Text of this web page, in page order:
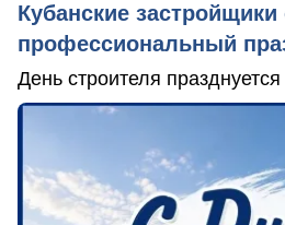
Кубанские
профессиональный
День строителя